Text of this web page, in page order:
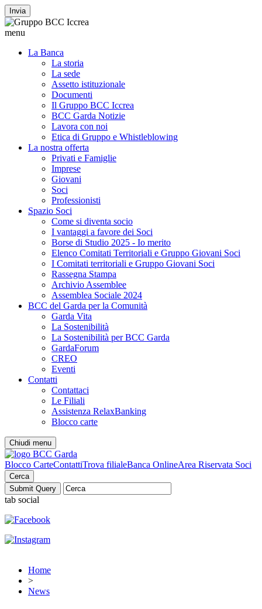
Invia
menu
La Banca
La storia
La sede
Assetto istituzionale
Documenti
Il Gruppo BCC Iccrea
BCC Garda Notizie
Lavora con noi
Etica di Gruppo e Whistleblowing
La nostra offerta
Privati e Famiglie
Imprese
Giovani
Soci
Professionisti
Spazio Soci
Come si diventa socio
I vantaggi a favore dei Soci
Borse di Studio 2025 - Io merito
Elenco Comitati Territoriali e Gruppo Giovani Soci
I Comitati territoriali e Gruppo Giovani Soci
Rassegna Stampa
Archivio Assemblee
Assemblea Sociale 2024
BCC del Garda per la Comunità
Garda Vita
La Sostenibilità
La Sostenibilità per BCC Garda
GardaForum
CREO
Eventi
Contatti
Contattaci
Le Filiali
Assistenza RelaxBanking
Blocco carte
Chiudi menu
Blocco CarteContattiTrova filialeBanca OnlineArea Riservata Soci
Cerca
tab social
Home
>
News